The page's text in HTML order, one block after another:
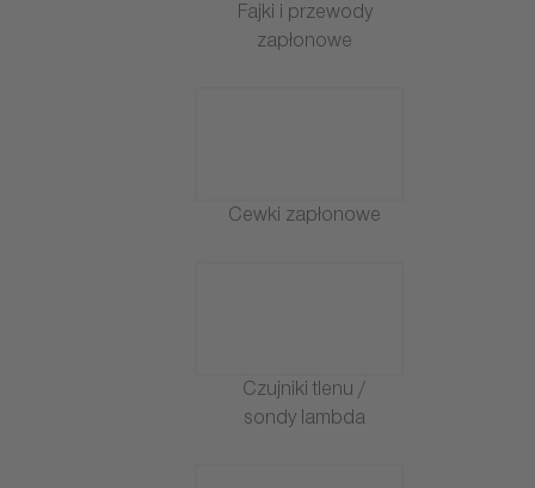
Fajki i przewody
zapłonowe
Cewki zapłonowe
Czujniki tlenu /
sondy lambda